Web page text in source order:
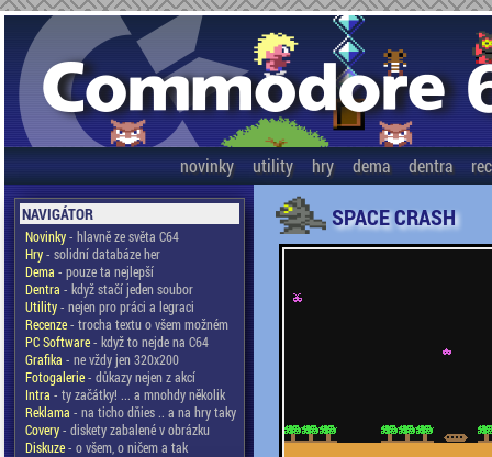
novinky utility hry dema dentra
NAVIGÁTOR
Novinky- hlavně ze světa C64
Hry- solidní databáze her
Dema - pouze ta nejlepší
Dentra - když stačí jeden soubor
Utility- nejen pro práci a legraci
Recenze- trocha textu o všem možném
PC Software- když to nejde na C64
Grafika - ne vždy jen 320x200
Fotogalerie- důkazy nejen z akcí
Intra - ty začátky! ... a mnohdy několik
Reklama - na ticho dňies .. a na hry taky
Covery- diskety zabalené v obrázku
Diskuze- o všem, o ničem a tak
SPACE CRASH